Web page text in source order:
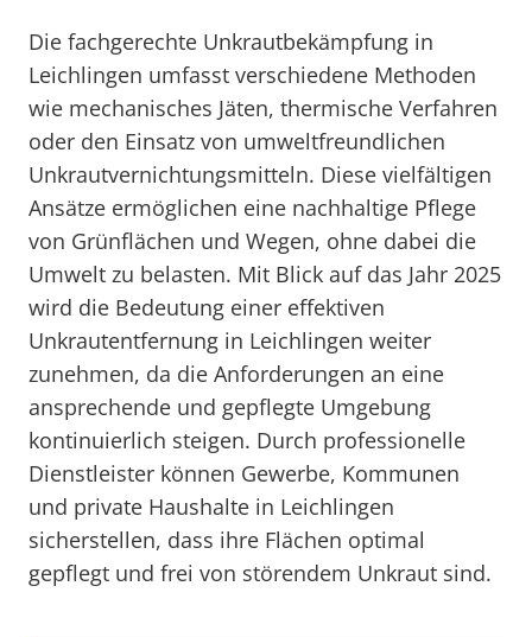
Die fachgerechte Unkrautbekämpfung in
Leichlingen umfasst verschiedene Methoden
wie mechanisches Jäten, thermische Verfahren
oder den Einsatz von umweltfreundlichen
Unkrautvernichtungsmitteln. Diese vielfältigen
Ansätze ermöglichen eine nachhaltige Pflege
von Grünflächen und Wegen, ohne dabei die
Umwelt zu belasten. Mit Blick auf das Jahr 2025
wird die Bedeutung einer effektiven
Unkrautentfernung in Leichlingen weiter
zunehmen, da die Anforderungen an eine
ansprechende und gepflegte Umgebung
kontinuierlich steigen. Durch professionelle
Dienstleister können Gewerbe, Kommunen
und private Haushalte in Leichlingen
sicherstellen, dass ihre Flächen optimal
gepflegt und frei von störendem Unkraut sind.